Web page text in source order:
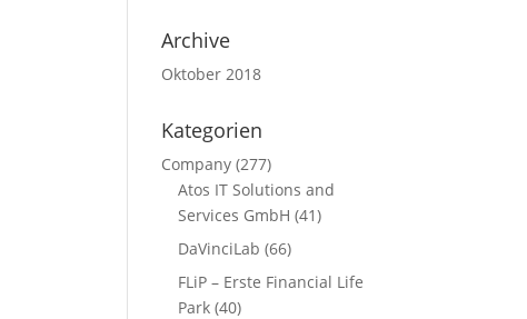
Archive
Oktober 2018
Kategorien
Company (277)
Atos IT Solutions and
Services GmbH (41)
DaVinciLab (66)
FLiP – Erste Financial Life
Park (40)